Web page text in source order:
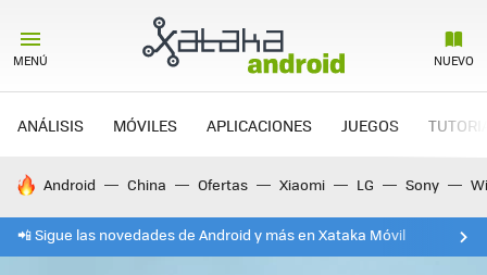
MENÚ NUEVO
ANÁLISIS MÓVILES APLICACIONES JUEGOS
HOY SE HABLA DE
Android China Ofertas Xiaomi LG Sony
📲 Sigue las novedades de Android y más en Xataka Móvil